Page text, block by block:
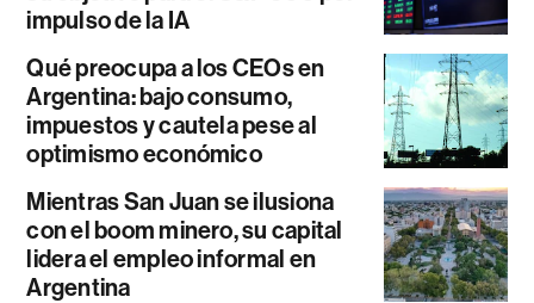
impulso de la IA
Qué preocupa a los CEOs en
Argentina: bajo consumo,
impuestos y cautela pese al
optimismo económico
Mientras San Juan se ilusiona
con el boom minero, su capital
lidera el empleo informal en
Argentina